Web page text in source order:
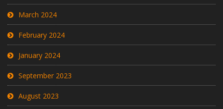
March 2024
February 2024
January 2024
September 2023
August 2023